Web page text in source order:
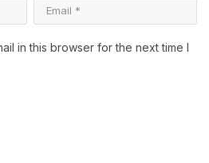
in this browser for the next time I